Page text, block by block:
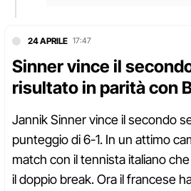
24 APRILE 17:47
Sinner vince il
risultato in parità con
Jannik Sinner vince il secondo
punteggio di 6-1. In un attimo
match con il tennista italiano
il doppio break. Ora il francese